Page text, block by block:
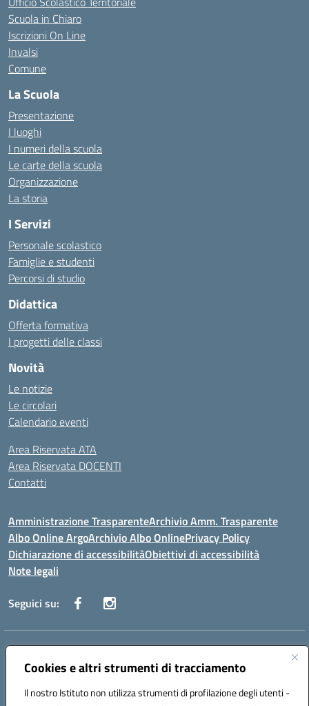
Cookies e altri strumenti di tracciamento
Il nostro Istituto non utilizza strumenti di profilazione degli utenti -
Scuola in Chiaro
Iscrizioni On Line
Invalsi
Comune
La Scuola
Presentazione
I luoghi
I numeri della scuola
Le carte della scuola
Organizzazione
La storia
I Servizi
Personale scolastico
Famiglie e studenti
Percorsi di studio
Didattica
Offerta formativa
I progetti delle classi
Novità
Le notizie
Le circolari
Calendario eventi
Area Riservata ATA
Area Riservata DOCENTI
Contatti
Amministrazione TrasparenteArchivio Amm. Trasparente
Albo Online ArgoArchivio Albo OnlinePrivacy Policy
Dichiarazione di accessibilitàObiettivi di accessibilità
Note legali
Seguici su:
Indirizzo:
Centralino:0823 742191 Email:CEIC8BC00Q@istruzione.it